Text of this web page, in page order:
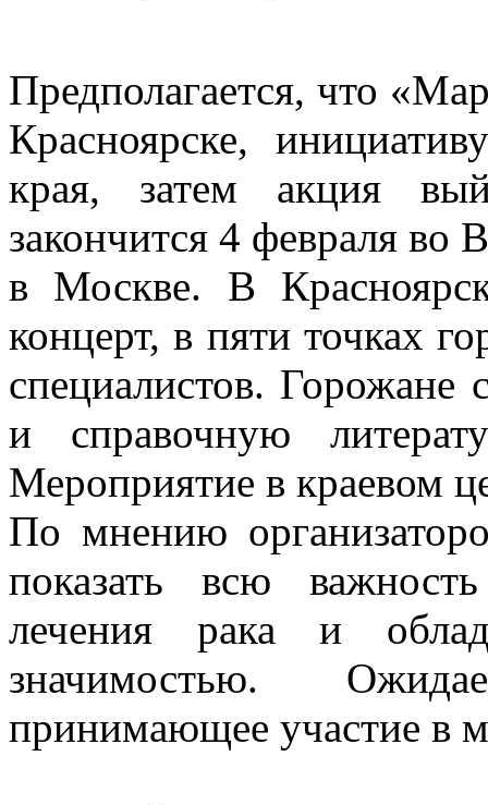
Предполагается, что
Красноярске,
края, затем акция
закончится 4 февраля
в Москве. В
концерт, в пяти точках
специалистов. Горожане
и справочную
Мероприятие в краевом
По мнению
показать всю
лечения рака и
значимостью.
принимающее участие в